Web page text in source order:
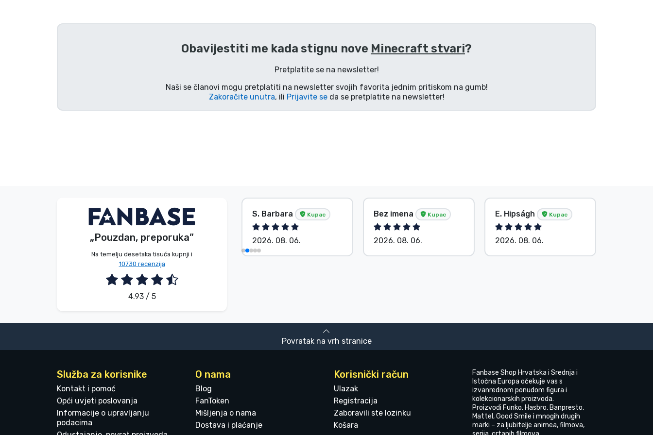
Obavijestiti me kada stignu nove Minecraft stvari?
Pretplatite se na newsletter!
Naši se članovi mogu pretplatiti na newsletter svojih favorita jednim pritiskom na gumb!
Zakoračite unutra, ili Prijavite seda se pretplatite na newsletter!
„Pouzdan, preporuka”
Na temelju desetaka tisuća kupnji i
10730 recenzija
4.93 / 5
V. Éva Kupac
2026. 08. 06.
S. Barbara Kupac
2026. 08. 06.
Bez imena Kupac
2026. 08. 06.
E. Hipságh Kupac
2026. 08. 06.
Povratak na vrh stranice
Služba za korisnike
Kontakt i pomoć
Opći uvjeti poslovanja
Informacije o upravljanju
podacima
O nama
Blog
FanToken
Mišljenja o nama
Dostava i plaćanje
Korisnički račun
Ulazak
Registracija
Zaboravili ste lozinku
Košara
Fanbase Shop Hrvatska i Srednja i
Istočna Europa očekuje vas s
izvanrednom ponudom figura i
kolekcionarskih proizvoda.
Proizvodi Funko, Hasbro, Banpresto,
Mattel, Good Smile i mnogih drugih
marki – za ljubitelje animea, filmova,